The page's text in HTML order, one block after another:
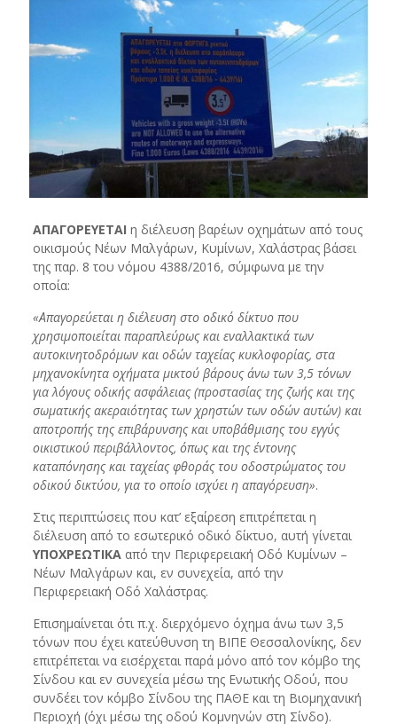
ΑΠΑΓΟΡΕΥΕΤΑΙ η διέλευση βαρέων οχημάτων από τους
οικισμούς Νέων Μαλγάρων, Κυμίνων, Χαλάστρας βάσει
της παρ. 8 του νόμου 4388/2016, σύμφωνα με την
οποία:
«Απαγορεύεται η διέλευση στο οδικό δίκτυο που
χρησιμοποιείται παραπλεύρως και εναλλακτικά των
αυτοκινητοδρόμων και οδών ταχείας κυκλοφορίας, στα
μηχανοκίνητα οχήματα μικτού βάρους άνω των 3,5 τόνων
για λόγους οδικής ασφάλειας (προστασίας της ζωής και της
σωματικής ακεραιότητας των χρηστών των οδών αυτών) και
αποτροπής της επιβάρυνσης και υποβάθμισης του εγγύς
οικιστικού περιβάλλοντος, όπως και της έντονης
καταπόνησης και ταχείας φθοράς του οδοστρώματος του
οδικού δικτύου, για το οποίο ισχύει η απαγόρευση».
Στις περιπτώσεις που κατ’ εξαίρεση επιτρέπεται η
διέλευση από το εσωτερικό οδικό δίκτυο, αυτή γίνεται
ΥΠΟΧΡΕΩΤΙΚΑαπό την Περιφερειακή Οδό Κυμίνων –
Νέων Μαλγάρων και, εν συνεχεία, από την
Περιφερειακή Οδό Χαλάστρας.
Επισημαίνεται ότι π.χ. διερχόμενο όχημα άνω των 3,5
τόνων που έχει κατεύθυνση τη ΒΙΠΕ Θεσσαλονίκης, δεν
επιτρέπεται να εισέρχεται παρά μόνο από τον κόμβο της
Σίνδου και εν συνεχεία μέσω της Ενωτικής Οδού, που
συνδέει τον κόμβο Σίνδου της ΠΑΘΕ και τη Βιομηχανική
Περιοχή (όχι μέσω της οδού Κομνηνών στη Σίνδο).